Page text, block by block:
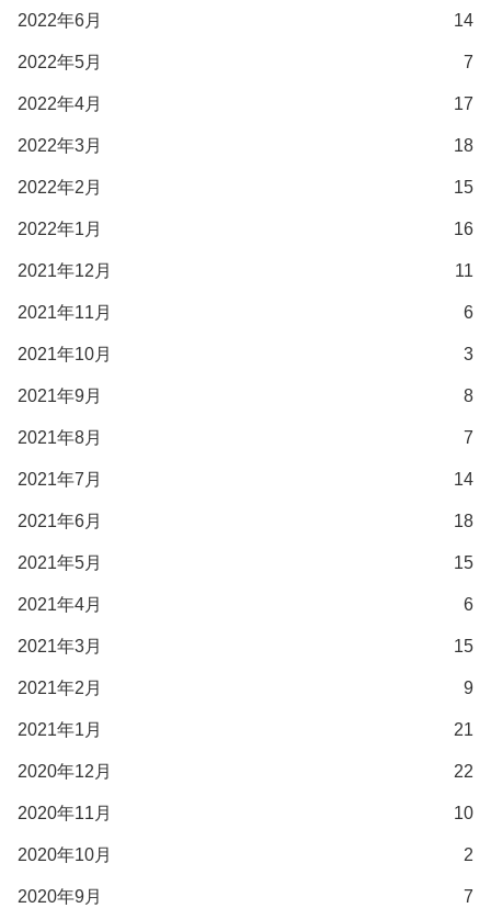
2022年6月 14
2022年5月 7
2022年4月 17
2022年3月 18
2022年2月 15
2022年1月 16
2021年12月 11
2021年11月 6
2021年10月 3
2021年9月 8
2021年8月 7
2021年7月 14
2021年6月 18
2021年5月 15
2021年4月 6
2021年3月 15
2021年2月 9
2021年1月 21
2020年12月 22
2020年11月 10
2020年10月 2
2020年9月 7